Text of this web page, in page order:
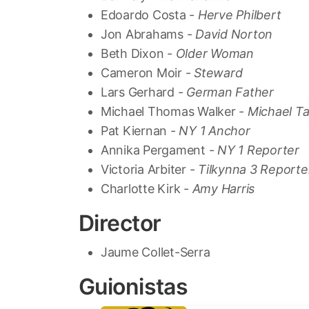
Edoardo Costa - Herve Philbert
Jon Abrahams - David Norton
Beth Dixon - Older Woman
Cameron Moir - Steward
Lars Gerhard - German Father
Michael Thomas Walker - Michael
Pat Kiernan - NY 1 Anchor
Annika Pergament - NY 1 Reporter
Victoria Arbiter - Tilkynna 3
Charlotte Kirk - Amy Harris
Director
Jaume Collet-Serra
Guionistas